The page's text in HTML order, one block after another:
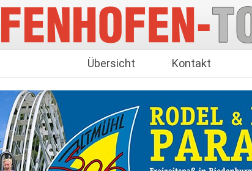
Übersicht Kontakt